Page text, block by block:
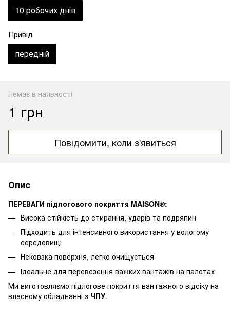
10 робочих днів
Привід
передній
Немає в наявності
1 грн
Повідомити, коли з'явиться
Опис
ПЕРЕВАГИ підлогового покриття MAISON®:
Висока стійкість до стирання, ударів та подряпин
Підходить для інтенсивного використання у вологому
середовищі
Нековзка поверхня, легко очищується
Ідеальне для перевезення важких вантажів на палетах
Ми виготовляємо підлогове покриття вантажного відсіку на
власному обладнанні з ЧПУ.